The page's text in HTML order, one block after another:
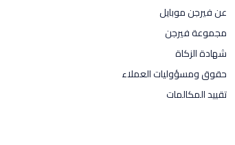
عن فيرجن موبايل
مجموعة فيرجن
شهادة الزكاة
حقوق ومسؤوليات العملاء
تقييد المكالمات